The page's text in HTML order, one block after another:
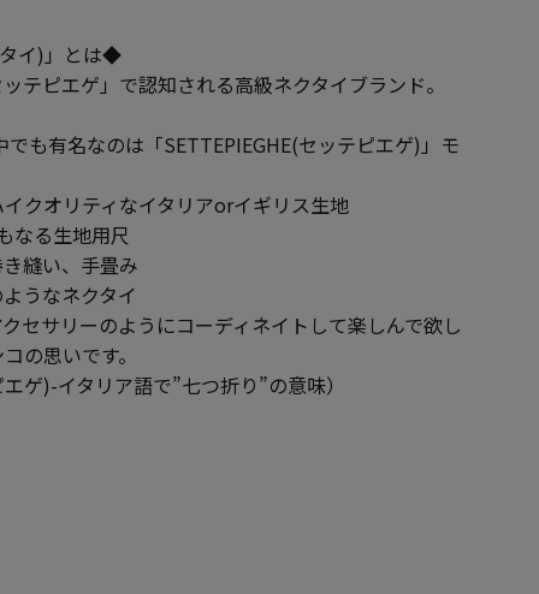
イ)」とは◆
テピエゲ」で認知される高級ネクタイブランド。
でも有名なのは「SETTEPIEGHE(セッテピエゲ)」モ
クオリティなイタリアorイギリス生地
なる生地用尺
縫い、手畳み
うなネクタイ
セサリーのようにコーディネイトして楽しんで欲し
の思いです。
ゲ)-イタリア語で”七つ折り”の意味）